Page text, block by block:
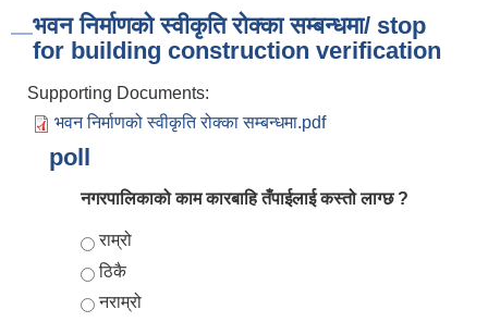
‍भवन निर्माणको स्वीकृति रोक्का सम्बन्धमा/ stop
for building construction verification
Supporting Documents:
‍भवन निर्माणको स्वीकृति रोक्का सम्बन्धमा.pdf
poll
नगरपालिकाको काम कारबाहि तँपाईलाई कस्तो लाग्छ ?
Choices
राम्रो
ठिकै
नराम्रो